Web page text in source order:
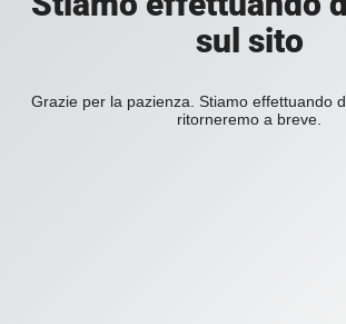
sul sito
Grazie per la pazienza. Stiamo effettuando
ritorneremo a breve.